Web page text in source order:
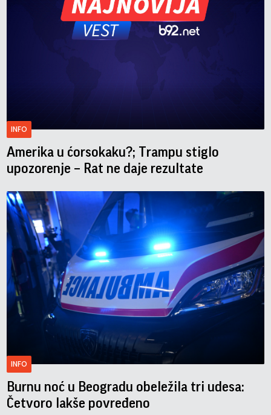
INFO
Amerika u ćorsokaku?; Trampu stiglo
upozorenje – Rat ne daje rezultate
INFO
Burnu noć u Beogradu obeležila tri udesa:
Četvoro lakše povređeno